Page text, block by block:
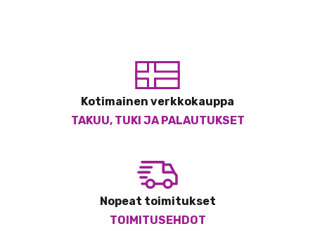
Kotimainen verkkokauppa
TAKUU, TUKI JA PALAUTUKSET
Nopeat toimitukset
TOIMITUSEHDOT